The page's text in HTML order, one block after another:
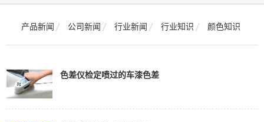
产品新闻 公司新闻 行业新闻 行业知识 颜色知识
色差仪检定喷过的车漆色差